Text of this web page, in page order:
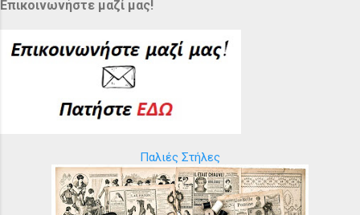
Επικοινωνήστε μαζί μας!
Παλιές Στήλες